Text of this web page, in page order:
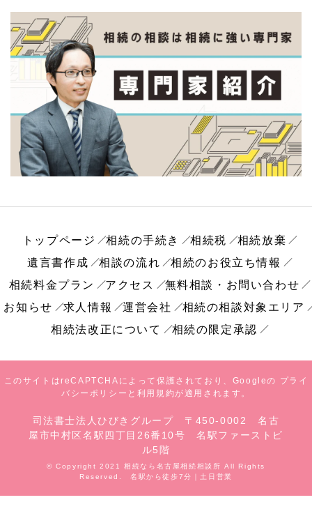
トップページ 相続の手続き 相続税
相続放棄
遺言書作成
相談の流れ
相続のお役立ち情報
相続料金プラン
アクセス
無料相談・お問い合わせ
お知らせ
求人情報 運営会社
相続の相談対象エリア
相続法改正について
相続の限定承認
このサイトはreCAPTCHAによって保護されており、Googleの プライ
バシーポリシー と 利用規約 が適用されます。
司法書士法人ひびきグループ 〒450-0002 名古
屋市中村区名駅四丁目26番10号 名駅ファーストビ
ル5階
© Copyright 2021 相続なら名古屋相続相談所 All Rights
Reserved. 名駅から徒歩7分｜土日営業